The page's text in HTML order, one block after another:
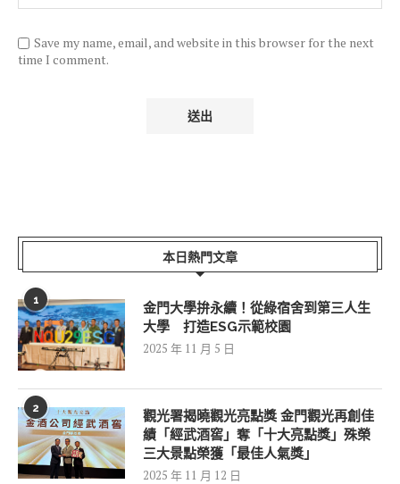
Save my name, email, and website in this browser for the next
time I comment.
本日熱門文章
1
金門大學拚永續！從綠宿舍到第三人生
大學 打造ESG示範校園
2025 年 11 月 5 日
2
觀光署揭曉觀光亮點獎 金門觀光再創佳
績「經武酒窖」奪「十大亮點獎」殊榮
三大景點榮獲「最佳人氣獎」
2025 年 11 月 12 日